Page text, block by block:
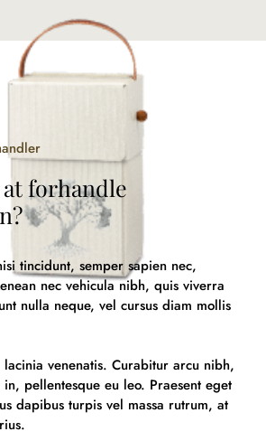
forhandle
tincidunt, semper sapien nec,
nec vehicula nibh, quis viverra
nulla neque, vel cursus diam mollis
venenatis. Curabitur arcu nibh,
pellentesque eu leo. Praesent eget
dapibus turpis vel massa rutrum, at